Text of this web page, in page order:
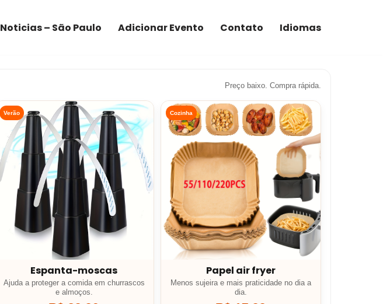
Noticias – São Paulo Adicionar Evento Contato Idiomas
Preço baixo. Compra rápida.
Verão
Espanta-moscas
Ajuda a proteger a comida em churrascos
e almoços.
Cozinha
Papel air fryer
Menos sujeira e mais praticidade no dia a
dia.